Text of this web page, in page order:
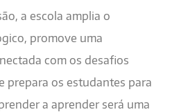
a escola amplia o
promove uma
com os desafios
prepara os estudantes para
a aprender será uma